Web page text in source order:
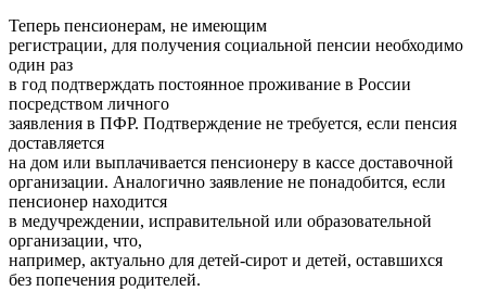
Теперь пенсионерам, не имеющим
регистрации, для получения социальной пенсии необходимо
один раз
в год подтверждать постоянное проживание в России
посредством личного
заявления в ПФР. Подтверждение не требуется, если пенсия
доставляется
на дом или выплачивается пенсионеру в кассе доставочной
организации. Аналогично заявление не понадобится, если
пенсионер находится
в медучреждении, исправительной или образовательной
организации, что,
например, актуально для детей-сирот и детей, оставшихся
без попечения родителей.